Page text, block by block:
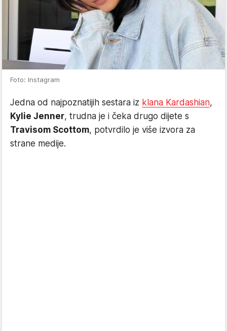
Foto: Instagram
Jedna od najpoznatijih sestara iz klana Kardashian,
Kylie Jenner, trudna je i čeka drugo dijete s
Travisom Scottom, potvrdilo je više izvora za
strane medije.